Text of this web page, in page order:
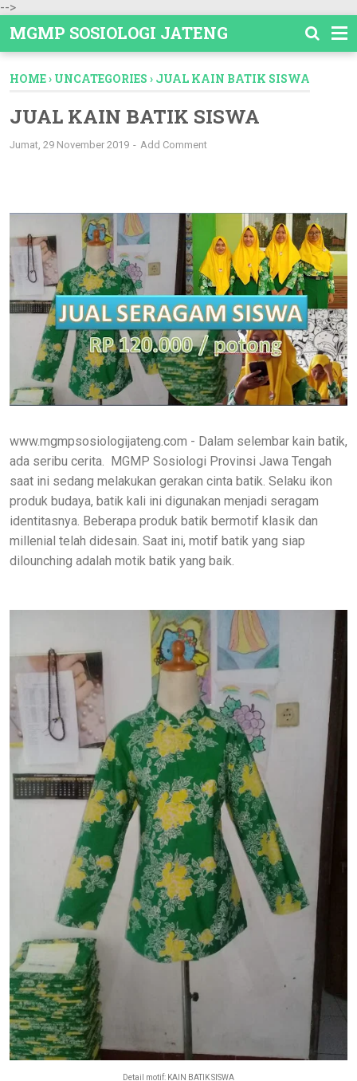
-->
MGMP SOSIOLOGI JATENG
HOME› UNCATEGORIES › JUAL KAIN BATIK SISWA
JUAL KAIN BATIK SISWA
Jumat, 29 November 2019 Add Comment
www.mgmpsosiologijateng.com - Dalam selembar kain batik,
ada seribu cerita. MGMP Sosiologi Provinsi Jawa Tengah
saat ini sedang melakukan gerakan cinta batik. Selaku ikon
produk budaya, batik kali ini digunakan menjadi seragam
identitasnya. Beberapa produk batik bermotif klasik dan
millenial telah didesain. Saat ini, motif batik yang siap
dilounching adalah motik batik yang baik.
Detail motif: KAIN BATIK SISWA